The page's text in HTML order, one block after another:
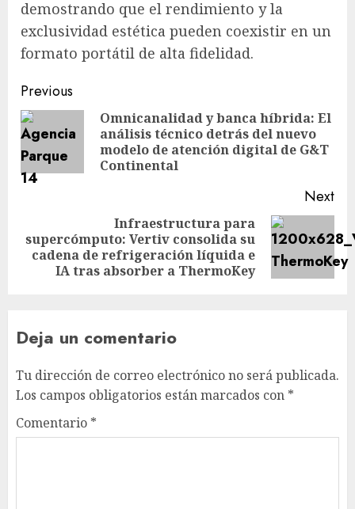
demostrando que el rendimiento y la
exclusividad estética pueden coexistir en un
formato portátil de alta fidelidad.
Post
navigation
Previous
Omnicanalidad y banca híbrida: El
análisis técnico detrás del nuevo
modelo de atención digital de G&T
Continental
Next
Next
post:
Infraestructura para
supercómputo: Vertiv consolida su
cadena de refrigeración líquida e
IA tras absorber a ThermoKey
Deja un comentario
Tu dirección de correo electrónico no será publicada.
Los campos obligatorios están marcados con *
Comentario *